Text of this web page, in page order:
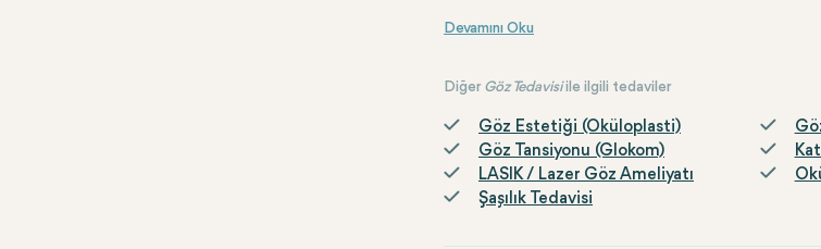
Sonuç: İntravitreal Anti-VEGF tedavisi retinanın
Diğer Göz Tedavisiile ilgili tedaviler
Göz Estetiği (Oküloplasti)
Göz Tansiyonu (Glokom)
LASIK / Lazer Göz Ameliyatı
Şaşılık Tedavisi